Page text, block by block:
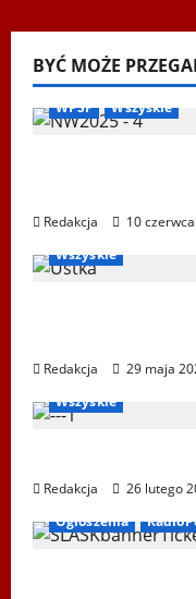
BYĆ MOŻE
Biegi i rekreacja
WPSF
Wszyskie
Redakcja 10
Igrzyska Letnie
Wszyskie
Redakcja 29 maja
Bieg Tropem
Wszyskie
Redakcja
26 lutego
Ogłoszenia